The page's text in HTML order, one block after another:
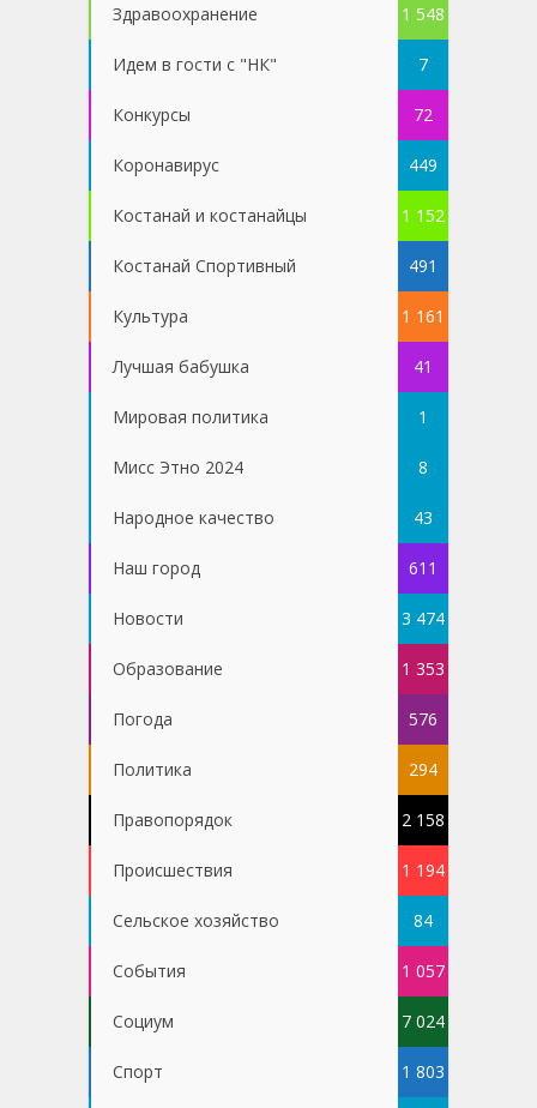
Здравоохранение 1 548
Идем в гости с "НК" 7
Конкурсы 72
Коронавирус 449
Костанай и костанайцы 1 152
Костанай Спортивный 491
Культура 1 161
Лучшая бабушка 41
Мировая политика 1
Мисс Этно 2024 8
Народное качество 43
Наш город 611
Новости 3 474
Образование 1 353
Погода 576
Политика 294
Правопорядок 2 158
Проиcшествия 1 194
Сельское хозяйство 84
События 1 057
Социум 7 024
Спорт 1 803